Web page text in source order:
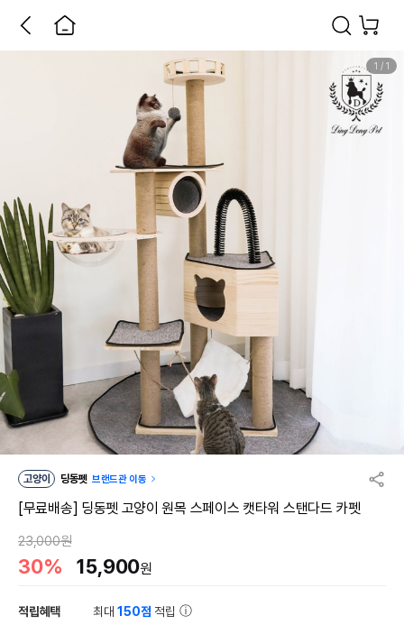
1 / 1
고양이 딩동펫 브랜드관 이동
[무료배송] 딩동펫 고양이 원목 스페이스 캣타워 스탠다드 카펫
23,000원
30% 15,900원
적립혜택 최대150점 적립